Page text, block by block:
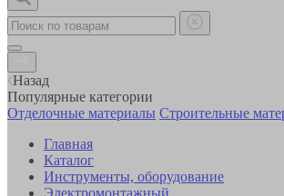
Назад
Популярные категории
Отделочные материалы Строительные
Главная
Каталог
Инструменты, оборудование
Электромонтажный